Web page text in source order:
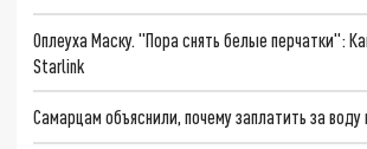
Оплеуха Маску. "Пора снять белые перчатки":
Starlink
Самарцам объяснили, почему заплатить за воду